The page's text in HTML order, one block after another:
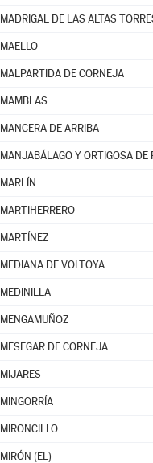
MADRIGAL DE LAS ALTAS
MAELLO
MALPARTIDA DE CORNEJA
MAMBLAS
MANCERA DE ARRIBA
MANJABÁLAGO Y ORTIGOSA DE
MARLÍN
MARTIHERRERO
MARTÍNEZ
MEDIANA DE VOLTOYA
MEDINILLA
MENGAMUÑOZ
MESEGAR DE CORNEJA
MIJARES
MINGORRÍA
MIRONCILLO
MIRÓN (EL)